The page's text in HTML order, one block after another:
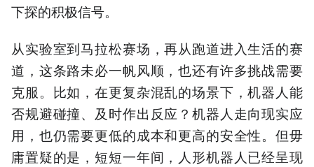
下探的积极信号。
从实验室到马拉松赛场，再从跑道进入生活的赛
道，这条路未必一帆风顺，也还有许多挑战需要
克服。比如，在更复杂混乱的场景下，机器人能
否规避碰撞、及时作出反应？机器人走向现实应
用，也仍需要更低的成本和更高的安全性。但毋
庸置疑的是，短短一年间，人形机器人已经呈现